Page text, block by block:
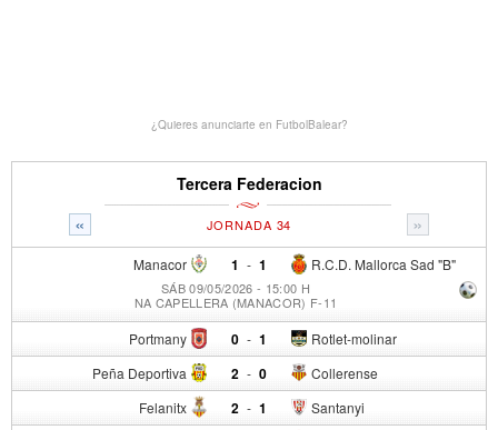
¿Quieres anunciarte en FutbolBalear?
Tercera Federacion
« »
JORNADA 34
Manacor 1 - R.C.D. Mallorca Sad "B"
1
SÁB 09/05/2026 - 15:00 H
NA CAPELLERA (MANACOR) F-11
Portmany 0 - Rotlet-molinar
1
Peña Deportiva 2 - Collerense
0
Felanitx 2 - Santanyi
1